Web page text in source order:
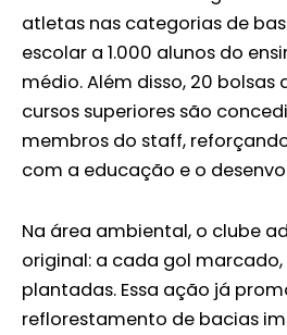
atletas nas categorias de
escolar a 1.000 alunos do
médio. Além disso, 20 bolsas
cursos superiores são
membros do staff,
com a educação e o
Na área ambiental, o clube
original: a cada gol marcado,
plantadas. Essa ação já
reflorestamento de bacias